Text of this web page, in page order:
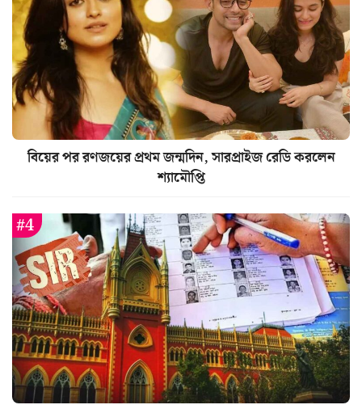
বিয়ের পর রণজয়ের প্রথম জন্মদিন, সারপ্রাইজ রেডি করলেন
শ্যামৌপ্তি